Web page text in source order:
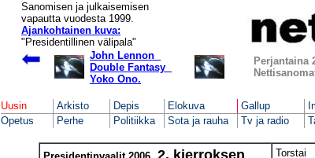
Sanomisen ja julkaisemisen
vapautta vuodesta 1999.
Ajankohtainen kuva:
"Presidentillinen välipala"
John Lennon
Double Fantasy
Yoko Ono.
Perjantaina
Uusin Arkisto Depis Elokuva Gallup
Opetus
Perhe Politiikka Sota ja rauha Tv ja radio
2. kierroksen
Torstai